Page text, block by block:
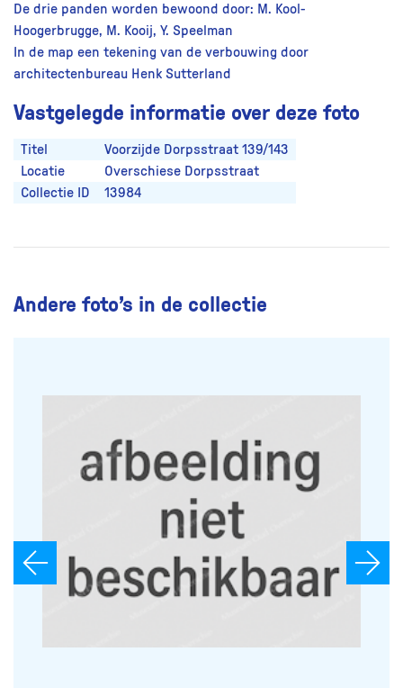
De drie panden worden bewoond door: M. Kool-
Hoogerbrugge, M. Kooij, Y. Speelman
In de map een tekening van de verbouwing door
architectenbureau Henk Sutterland
Vastgelegde informatie over deze foto
Titel
Voorzijde Dorpsstraat 139/143
Locatie
Overschiese Dorpsstraat
Collectie ID
13984
Andere foto’s in de collectie